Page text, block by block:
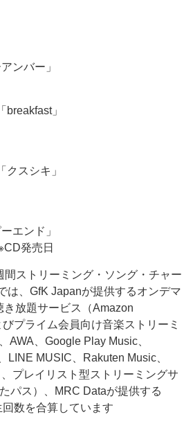
ンバー」
breakfast」
クスシキ」
エンド」
発売日
ストリーミング・ソング・チャー
は、GfK Japanが提供するオンデマ
き放題サービス（Amazon
プライム会員向け音楽ストリーミ
AWA、Google Play Music、
LINE MUSIC、Rakuten Music、
プレイリスト型ストリーミングサ
パス）、MRC Dataが提供する
数を合算しています